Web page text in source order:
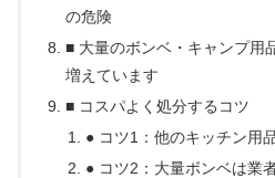
の危険
■ 大量のボンベ・キャンプ用
増えています
■ コスパよく処分するコツ
● コツ1：他のキッチン用
● コツ2：大量ボンベは業